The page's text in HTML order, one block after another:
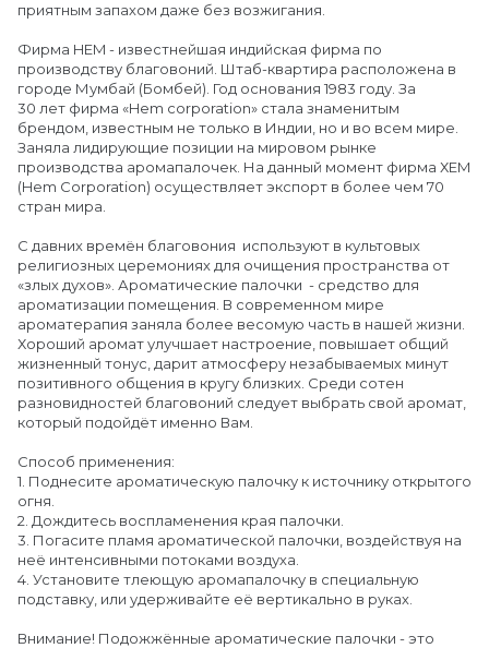
приятным запахом даже без возжигания.
Фирма HEM - известнейшая индийская фирма по
производству благовоний. Штаб-квартира расположена в
городе Мумбай (Бомбей). Год основания 1983 году. За
30 лет фирма «Hem corporation» стала знаменитым
брендом, известным не только в Индии, но и во всем мире.
Заняла лидирующие позиции на мировом рынке
производства аромапалочек. На данный момент фирма ХЕМ
(Hem Сorporation) осуществляет экспорт в более чем 70
стран мира.
С давних времён благовония используют в культовых
религиозных церемониях для очищения пространства от
«злых духов». Ароматические палочки - средство для
ароматизации помещения. В современном мире
ароматерапия заняла более весомую часть в нашей жизни.
Хороший аромат улучшает настроение, повышает общий
жизненный тонус, дарит атмосферу незабываемых минут
позитивного общения в кругу близких. Среди сотен
разновидностей благовоний следует выбрать свой аромат,
который подойдёт именно Вам.
Способ применения:
1. Поднесите ароматическую палочку к источнику открытого
огня.
2. Дождитесь воспламенения края палочки.
3. Погасите пламя ароматической палочки, воздействуя на
неё интенсивными потоками воздуха.
4. Установите тлеющую аромапалочку в специальную
подставку, или удерживайте её вертикально в руках.
Внимание! Подожжённые ароматические палочки - это